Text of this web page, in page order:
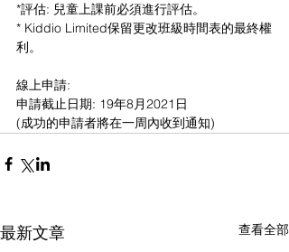
*評估: 兒童上課前必須進行評估。
* Kiddio Limited保留更改班級時間表的最終權
利。
線上申請:
申請截止日期: 19年8月2021日
(成功的申請者將在一周內收到通知)
最新文章 查看全部